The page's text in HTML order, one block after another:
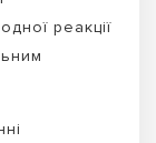
реакції